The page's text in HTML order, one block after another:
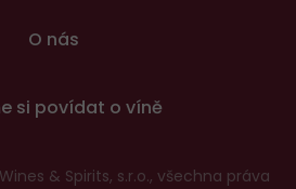
O nás
si povídat o víně
& Spirits, s.r.o., všechna práva